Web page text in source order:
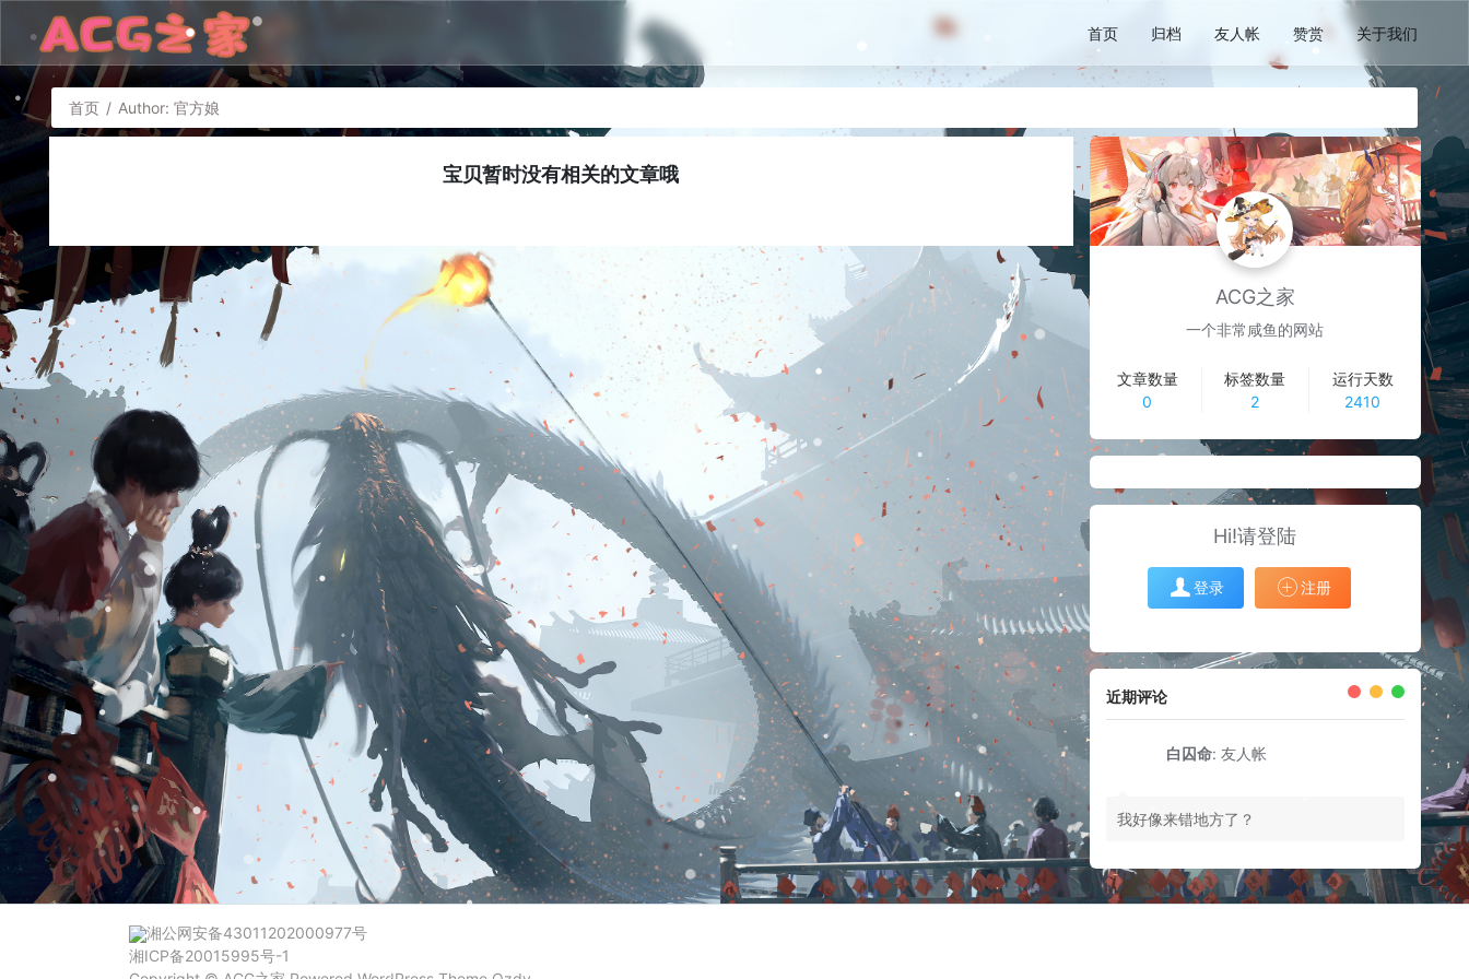
首页 归档 友人帐 赞赏 关于我们
首页 / Author: 官方娘
宝贝暂时没有相关的文章哦
ACG之家
一个非常咸鱼的网站
文章数量
0
标签数量
2
运行天数
2410
Hi!请登陆
登录 注册
近期评论
白囚命: 友人帐
我好像来错地方了？
湘公网安备43011202000977号
湘ICP备20015995号-1